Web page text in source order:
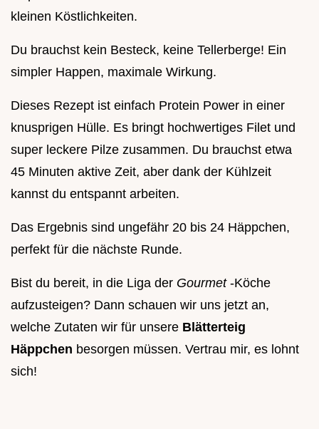
kleinen Köstlichkeiten.
Du brauchst kein Besteck, keine Tellerberge! Ein
simpler Happen, maximale Wirkung.
Dieses Rezept ist einfach Protein Power in einer
knusprigen Hülle. Es bringt hochwertiges Filet und
super leckere Pilze zusammen. Du brauchst etwa
45 Minuten aktive Zeit, aber dank der Kühlzeit
kannst du entspannt arbeiten.
Das Ergebnis sind ungefähr 20 bis 24 Häppchen,
perfekt für die nächste Runde.
Bist du bereit, in die Liga der Gourmet -Köche
aufzusteigen? Dann schauen wir uns jetzt an,
welche Zutaten wir für unsere Blätterteig
Häppchen besorgen müssen. Vertrau mir, es lohnt
sich!